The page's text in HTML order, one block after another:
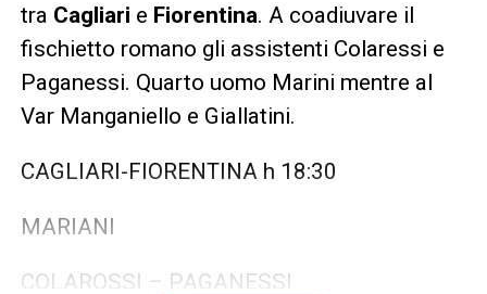
tra Cagliari e Fiorentina. A coadiuvare il
fischietto romano gli assistenti Colaressi e
Paganessi. Quarto uomo Marini mentre al
Var Manganiello e Giallatini.
CAGLIARI-FIORENTINA h 18:30
MARIANI
COLAROSSI – PAGANESSI